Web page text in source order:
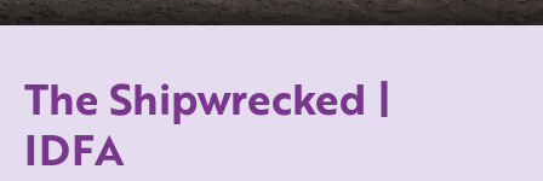
The Shipwrecked |
IDFA